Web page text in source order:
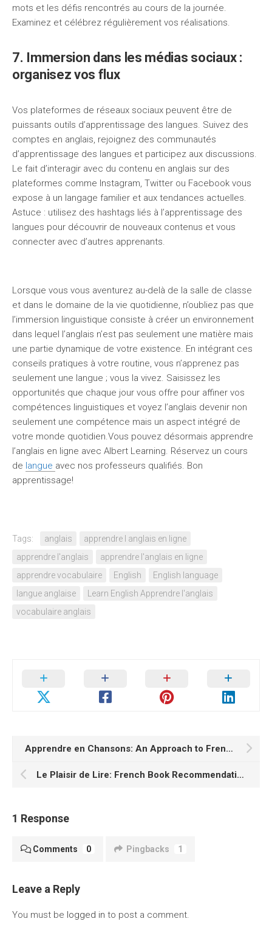
mots et les défis rencontrés au cours de la journée.
Examinez et célébrez régulièrement vos réalisations.
7. Immersion dans les médias sociaux :
organisez vos flux
Vos plateformes de réseaux sociaux peuvent être de
puissants outils d’apprentissage des langues. Suivez des
comptes en anglais, rejoignez des communautés
d’apprentissage des langues et participez aux discussions.
Le fait d’interagir avec du contenu en anglais sur des
plateformes comme Instagram, Twitter ou Facebook vous
expose à un langage familier et aux tendances actuelles.
Astuce : utilisez des hashtags liés à l’apprentissage des
langues pour découvrir de nouveaux contenus et vous
connecter avec d’autres apprenants.
Lorsque vous vous aventurez au-delà de la salle de classe
et dans le domaine de la vie quotidienne, n’oubliez pas que
l’immersion linguistique consiste à créer un environnement
dans lequel l’anglais n’est pas seulement une matière mais
une partie dynamique de votre existence. En intégrant ces
conseils pratiques à votre routine, vous n’apprenez pas
seulement une langue ; vous la vivez. Saisissez les
opportunités que chaque jour vous offre pour affiner vos
compétences linguistiques et voyez l’anglais devenir non
seulement une compétence mais un aspect intégré de
votre monde quotidien.Vous pouvez désormais apprendre
l’anglais en ligne avec Albert Learning. Réservez un cours
de langue avec nos professeurs qualifiés. Bon
apprentissage!
Tags: anglais
apprendre l anglais en ligne
apprendre l'anglais
apprendre l'anglais en ligne
apprendre vocabulaire
English
English language
langue anglaise
Learn English Apprendre l'anglais
vocabulaire anglais
Apprendre en Chansons: An Approach to French Language Learning through Music
Le Plaisir de Lire: French Book Recommendations
1 Response
Comments 0 Pingbacks 1
Leave a Reply
You must be logged in to post a comment.